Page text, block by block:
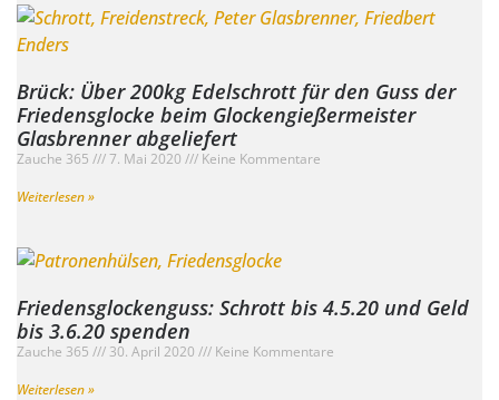
Brück: Über 200kg Edelschrott für den Guss der
Friedensglocke beim Glockengießermeister
Glasbrenner abgeliefert
Zauche 365 7. Mai 2020
Keine Kommentare
Weiterlesen »
Friedensglockenguss: Schrott bis 4.5.20 und Geld
bis 3.6.20 spenden
Zauche 365 30. April 2020
Keine Kommentare
Weiterlesen »